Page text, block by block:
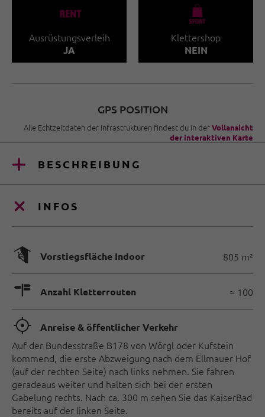
🐔
Ausrüstungsverleih
JA
🧀
Klettershop
NEIN
GPS POSITION
Alle Echtzeitdaten der Infrastrukturen findest du in derVollansicht
der interaktiven Karte
BESCHREIBUNG
INFOS
🄰 Vorstiegsfläche Indoor 805 m²
🍫 Anzahl Kletterrouten ≈ 100
🞞 Anreise & öffentlicher Verkehr
Auf der Bundesstraße B178 von Wörgl oder Kufstein
kommend, die erste Abzweigung nach dem Ellmauer Hof
(auf der rechten Seite) nach links nehmen. Sie fahren
geradeaus weiter und halten sich bei der ersten
Gabelung rechts. Nach ca. 300 m sehen Sie das KaiserBad
bereits auf der linken Seite.